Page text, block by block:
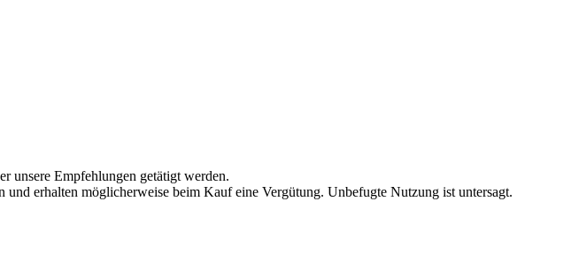
unsere Empfehlungen getätigt werden.
erhalten möglicherweise beim Kauf eine Vergütung. Unbefugte Nutzung ist untersagt.